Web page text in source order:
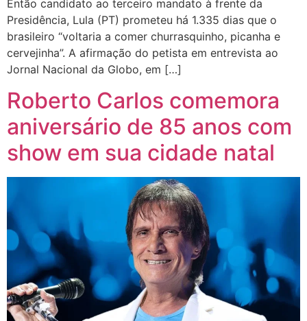
Então candidato ao terceiro mandato à frente da
Presidência, Lula (PT) prometeu há 1.335 dias que o
brasileiro “voltaria a comer churrasquinho, picanha e
cervejinha”. A afirmação do petista em entrevista ao
Jornal Nacional da Globo, em […]
Roberto Carlos comemora
aniversário de 85 anos com
show em sua cidade natal